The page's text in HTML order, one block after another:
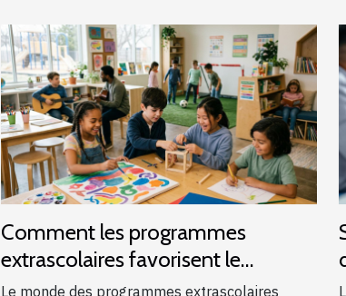
Comment les programmes
extrascolaires favorisent le
développement des enfants ?
Le monde des programmes extrascolaires